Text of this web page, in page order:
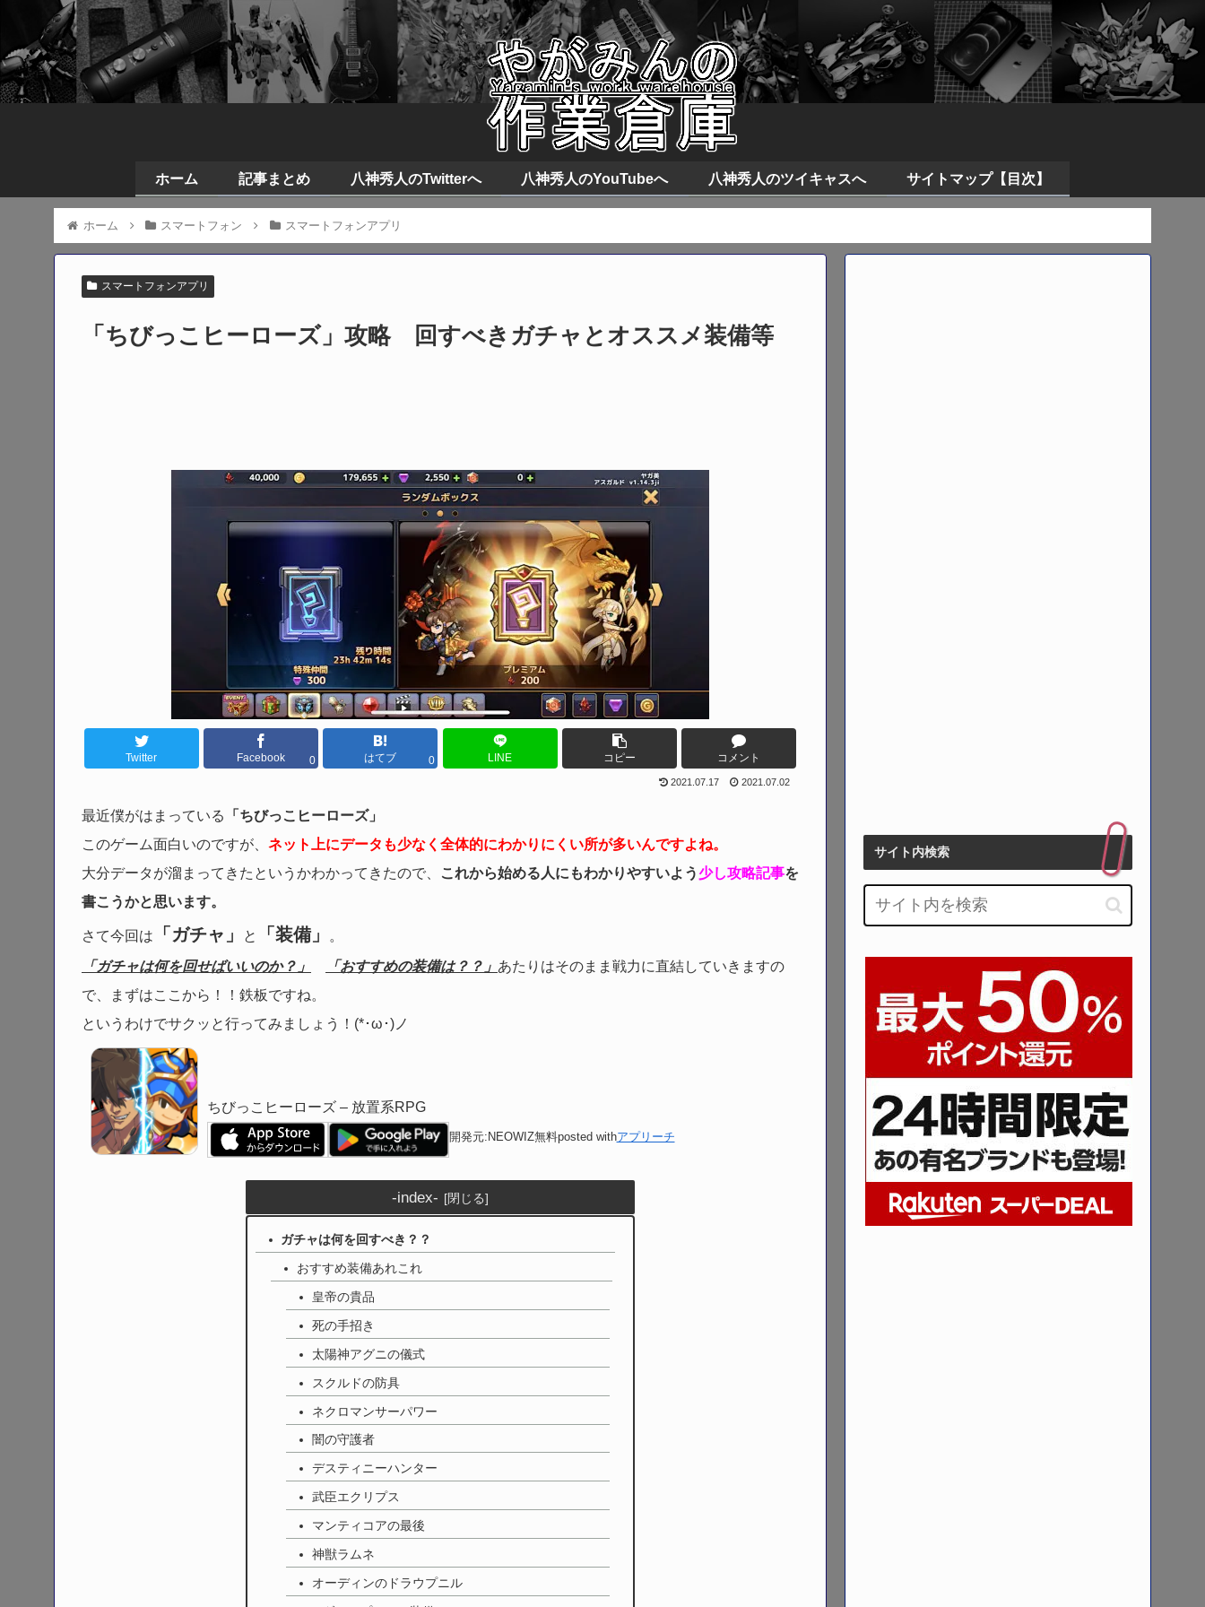
ホーム 記事まとめ 八神秀人のTwitterへ 八神秀人のYouTubeへ 八神秀人のツイキャスへ サイトマップ【目次】
ホーム スマートフォン スマートフォンアプリ
スマートフォンアプリ
「ちびっこヒーローズ」攻略 回すべきガチャとオススメ装備等
Twitter Facebook 0 はてブ 0 LINE コピー コメント
2021.07.17 2021.07.02
最近僕がはまっている
「ちびっこヒーローズ」
このゲーム面白いのですが、 ネット上にデータも少なく全体的にわかりにくい所が多いんですよね。
大分データが溜まってきたというかわかってきたので、
これから始める人にもわかりやすいよう少し攻略記事を
書こうかと思います。
さて今回は 「ガチャ」 と 「装備」
。
「ガチャは何を回せばいいのか？」
「おすすめの装備は？？」 あたりはそのまま戦力に直結していきますの
で、まずはここから！！鉄板ですね。
というわけでサクッと行ってみましょう！(*･ω･)ノ
ちびっこヒーローズ – 放置系RPG
開発元:NEOWIZ無料posted withアプリーチ
-index-
ガチャは何を回すべき？？
おすすめ装備あれこれ
皇帝の貴品
死の手招き
太陽神アグニの儀式
スクルドの防具
ネクロマンサーパワー
闇の守護者
デスティニーハンター
武臣エクリプス
マンティコアの最後
神獣ラムネ
オーディンのドラウプニル
サイト内検索